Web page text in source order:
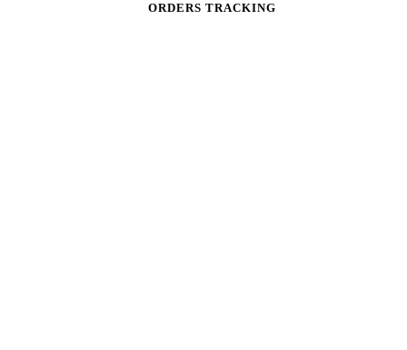
ORDERS TRACKING